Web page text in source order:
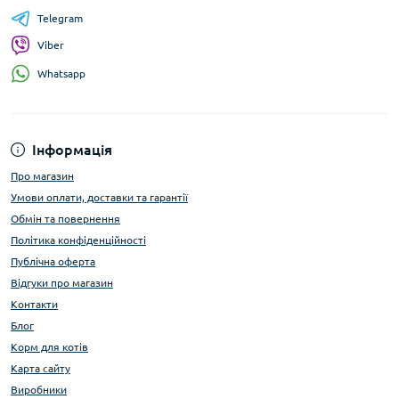
Інформація
Про магазин
Умови оплати, доставки та гарантії
Обмін та повернення
Політика конфіденційності
Публічна оферта
Відгуки про магазин
Контакти
Блог
Корм для котів
Карта сайту
Виробники
Telegram
Viber
Whatsapp